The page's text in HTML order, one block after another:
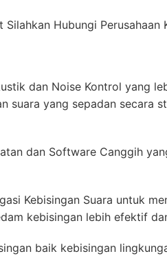
Hubungi Perusahaan
dan Noise Kontrol yang
suara yang sepadan secara
dan Software Canggih
Kebisingan Suara untuk
kebisingan lebih efektif
baik kebisingan